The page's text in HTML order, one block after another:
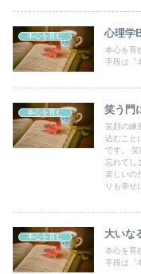
本心を育む 心理学
本心を育
手段は『
本心を育む 笑う門
笑顔の練
込むこと
です。 笑
忘れてし
楽しいの
りも幸せ
本心を育む 大いな
本心を育
手段は『